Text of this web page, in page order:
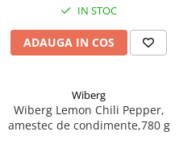
IN STOC
ADAUGA IN COS
Wiberg
Wiberg Lemon Chili Pepper,
amestec de condimente,780 g